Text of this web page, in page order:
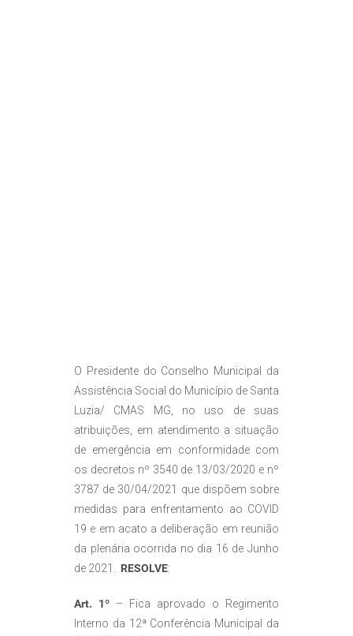
O Presidente do Conselho Municipal da
Assistência Social do Município de Santa
Luzia/ CMAS MG, no uso de suas
atribuições, em atendimento a situação
de emergência em conformidade com
os decretos nº 3540 de 13/03/2020 e nº
3787 de 30/04/2021 que dispõem sobre
medidas para enfrentamento ao COVID
19 e em acato a deliberação em reunião
da plenária ocorrida no dia 16 de Junho
de 2021. RESOLVE:
Art. 1º – Fica aprovado o Regimento
Interno da 12ª Conferência Municipal da